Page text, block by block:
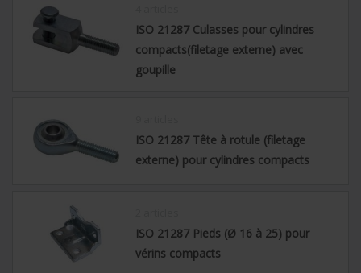
ISO 21287 Culasses pour cylindres
compacts(filetage externe) avec
goupille
ISO 21287 Tête à rotule (filetage
externe) pour cylindres compacts
ISO 21287 Pieds (Ø 16 à 25) pour
vérins compacts